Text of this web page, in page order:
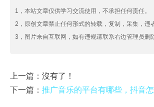
1，本站文章仅供学习交流使用，不承担任何责任。
2，原创文章禁止任何形式的转载，复制，采集，违
3，图片来自互联网，如有违规请联系右边管理员删
上一篇：沒有了！
下一篇： 推广音乐的平台有哪些，抖音